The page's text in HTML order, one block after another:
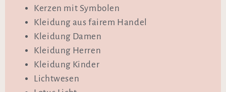
Kerzen mit Symbolen
Kleidung aus fairem Handel
Kleidung Damen
Kleidung Herren
Kleidung Kinder
Lichtwesen